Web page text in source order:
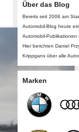
Über das Blog
Bereits seit 2006 am
Automobil-Blog heute
Automobil-Publikationen
Hier berichten Daniel
Krippgans über alle
Marken